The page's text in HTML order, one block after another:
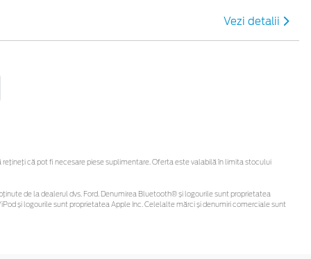
Vezi detalii
că pot fi necesare piese suplimentare. Oferta este valabilă în limita stocului
de la dealerul dvs. Ford. Denumirea Bluetooth® și logourile sunt proprietatea
și logourile sunt proprietatea Apple Inc. Celelalte mărci și denumiri comerciale sunt